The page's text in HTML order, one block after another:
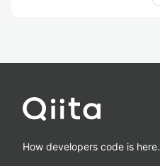
How developers code is here.